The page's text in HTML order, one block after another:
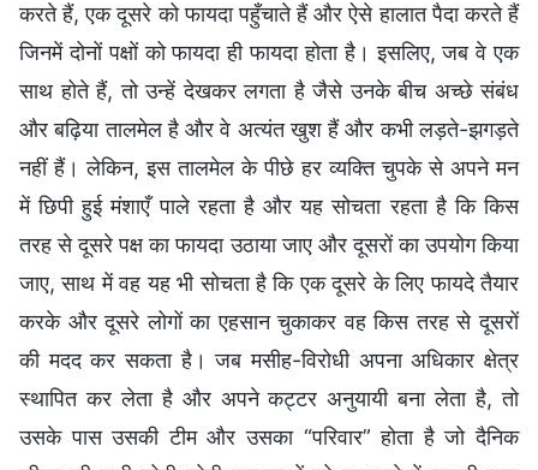
करते हैं, एक दूसरे को फायदा पहुँचाते हैं और ऐसे हालात पैदा करते हैं
जिनमें दोनों पक्षों को फायदा ही फायदा होता है। इसलिए, जब वे एक
साथ होते हैं, तो उन्हें देखकर लगता है जैसे उनके बीच अच्छे संबंध
और बढ़िया तालमेल है और वे अत्यंत खुश हैं और कभी लड़ते-झगड़ते
नहीं हैं। लेकिन, इस तालमेल के पीछे हर व्यक्ति चुपके से अपने मन
में छिपी हुई मंशाएँ पाले रहता है और यह सोचता रहता है कि किस
तरह से दूसरे पक्ष का फायदा उठाया जाए और दूसरों का उपयोग किया
जाए, साथ में वह यह भी सोचता है कि एक दूसरे के लिए फायदे तैयार
करके और दूसरे लोगों का एहसान चुकाकर वह किस तरह से दूसरों
की मदद कर सकता है। जब मसीह-विरोधी अपना अधिकार क्षेत्र
स्थापित कर लेता है और अपने कट्टर अनुयायी बना लेता है, तो
उसके पास उसकी टीम और उसका “परिवार” होता है जो दैनिक